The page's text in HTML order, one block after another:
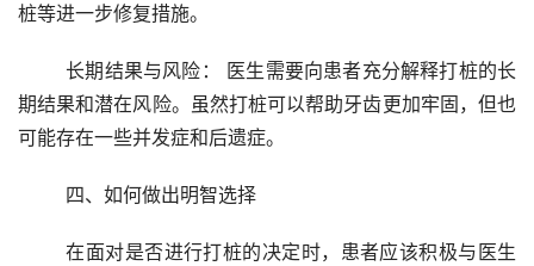
桩等进一步修复措施。
期结果和潜在风险。虽然打桩可以帮助牙齿更加牢固，但也
可能存在一些并发症和后遗症。
	四、如何做出明智选择
	在面对是否进行打桩的决定时，患者应该积极与医生